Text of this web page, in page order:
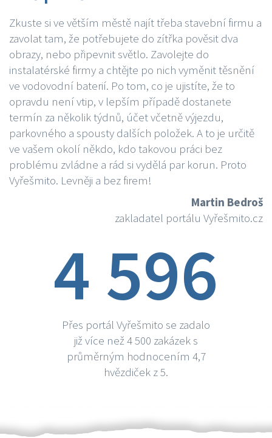
Zkuste si ve větším městě najít třeba stavební firmu a
zavolat tam, že potřebujete do zítřka pověsit dva
obrazy, nebo připevnit světlo. Zavolejte do
instalatérské firmy a chtějte po nich vyměnit těsnění
ve vodovodní baterií. Po tom, co je ujistíte, že to
opravdu není vtip, v lepším případě dostanete
termín za několik týdnů, účet včetně výjezdu,
parkovného a spousty dalších položek. A to je určitě
ve vašem okolí někdo, kdo takovou práci bez
problému zvládne a rád si vydělá par korun. Proto
Vyřešmito. Levněji a bez firem!
Martin Bedroš
zakladatel portálu Vyřešmito.cz
4 596
Přes portál Vyřešmito se zadalo
již více než 4 500 zakázek s
průměrným hodnocením 4,7
hvězdiček z 5.